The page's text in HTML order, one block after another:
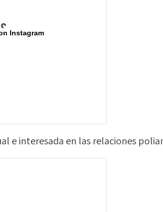
Instagram
e interesada en las relaciones